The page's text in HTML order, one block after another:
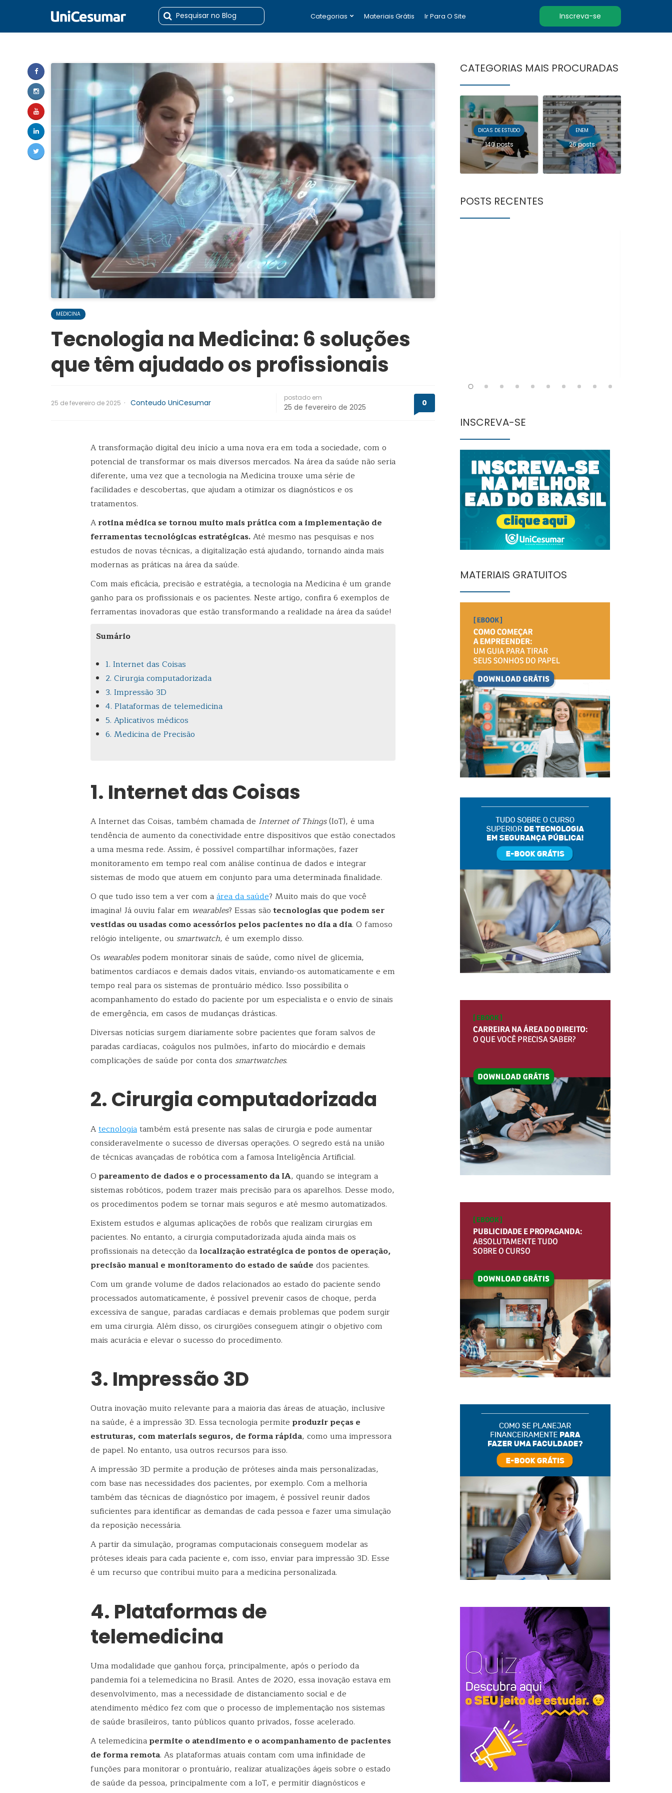
Categorias Materiais Grátis Ir Para O Site Inscreva-se
MEDICINA
Tecnologia na Medicina: 6 soluções
que têm ajudado os profissionais
25 de fevereiro de 2025 · Conteudo UniCesumar
postado em
25 de fevereiro de 2025 0
A transformação digital deu início a uma nova era em toda a sociedade, com o
potencial de transformar os mais diversos mercados. Na área da saúde não seria
diferente, uma vez que a tecnologia na Medicina trouxe uma série de
facilidades e descobertas, que ajudam a otimizar os diagnósticos e os
tratamentos.
Arotina médica se tornou muito mais prática com a implementação de
ferramentas tecnológicas estratégicas.Até mesmo nas pesquisas e nos
estudos de novas técnicas, a digitalização está ajudando, tornando ainda mais
modernas as práticas na área da saúde.
Com mais eficácia, precisão e estratégia, a tecnologia na Medicina é um grande
ganho para os profissionais e os pacientes. Neste artigo, confira 6 exemplos de
ferramentas inovadoras que estão transformando a realidade na área da saúde!
Sumário
1. Internet das Coisas
2. Cirurgia computadorizada
3. Impressão 3D
4. Plataformas de telemedicina
5. Aplicativos médicos
6. Medicina de Precisão
1. Internet das Coisas
A Internet das Coisas, também chamada de Internet of Things(IoT), é uma
tendência de aumento da conectividade entre dispositivos que estão conectados
a uma mesma rede. Assim, é possível compartilhar informações, fazer
monitoramento em tempo real com análise contínua de dados e integrar
sistemas de modo que atuem em conjunto para uma determinada finalidade.
O que tudo isso tem a ver com aárea da saúde? Muito mais do que você
imagina! Já ouviu falar em wearables? Essas sãotecnologias que podem ser
vestidas ou usadas como acessórios pelos pacientes no dia a dia. O famoso
relógio inteligente, ou smartwatch, é um exemplo disso.
Os wearablespodem monitorar sinais de saúde, como nível de glicemia,
batimentos cardíacos e demais dados vitais, enviando-os automaticamente e em
tempo real para os sistemas de prontuário médico. Isso possibilita o
acompanhamento do estado do paciente por um especialista e o envio de sinais
de emergência, em casos de mudanças drásticas.
Diversas notícias surgem diariamente sobre pacientes que foram salvos de
paradas cardíacas, coágulos nos pulmões, infarto do miocárdio e demais
complicações de saúde por conta dos smartwatches.
2. Cirurgia computadorizada
Atecnologiatambém está presente nas salas de cirurgia e pode aumentar
consideravelmente o sucesso de diversas operações. O segredo está na união
de técnicas avançadas de robótica com a famosa Inteligência Artificial.
O pareamento de dados e o processamento da IA, quando se integram a
sistemas robóticos, podem trazer mais precisão para os aparelhos. Desse modo,
os procedimentos podem se tornar mais seguros e até mesmo automatizados.
Existem estudos e algumas aplicações de robôs que realizam cirurgias em
pacientes. No entanto, a cirurgia computadorizada ajuda ainda mais os
profissionais na detecção da localização estratégica de pontos de operação,
precisão manual e monitoramento do estado de saúde dos pacientes.
Com um grande volume de dados relacionados ao estado do paciente sendo
processados automaticamente, é possível prevenir casos de choque, perda
excessiva de sangue, paradas cardíacas e demais problemas que podem surgir
em uma cirurgia. Além disso, os cirurgiões conseguem atingir o objetivo com
mais acurácia e elevar o sucesso do procedimento.
3. Impressão 3D
Outra inovação muito relevante para a maioria das áreas de atuação, inclusive
na saúde, é a impressão 3D. Essa tecnologia permite produzir peças e
estruturas, com materiais seguros, de forma rápida, como uma impressora
de papel. No entanto, usa outros recursos para isso.
A impressão 3D permite a produção de próteses ainda mais personalizadas,
com base nas necessidades dos pacientes, por exemplo. Com a melhoria
também das técnicas de diagnóstico por imagem, é possível reunir dados
suficientes para identificar as demandas de cada pessoa e fazer uma simulação
da reposição necessária.
A partir da simulação, programas computacionais conseguem modelar as
próteses ideais para cada paciente e, com isso, enviar para impressão 3D. Esse
é um recurso que contribui muito para a medicina personalizada.
4. Plataformas de
telemedicina
Uma modalidade que ganhou força, principalmente, após o período da
pandemia foi a telemedicina no Brasil. Antes de 2020, essa inovação estava em
desenvolvimento, mas a necessidade de distanciamento social e de
atendimento médico fez com que o processo de implementação nos sistemas
de saúde brasileiros, tanto públicos quanto privados, fosse acelerado.
A telemedicinapermite o atendimento e o acompanhamento de pacientes
de forma remota. As plataformas atuais contam com uma infinidade de
funções para monitorar o prontuário, realizar atualizações ágeis sobre o estado
de saúde da pessoa, principalmente com a IoT, e permitir diagnósticos e
CATEGORIAS MAIS PROCURADAS
DICAS DE ESTUDO
140 posts
ENEM
26 posts
POSTS RECENTES
INSCREVA-SE
MATERIAIS GRATUITOS